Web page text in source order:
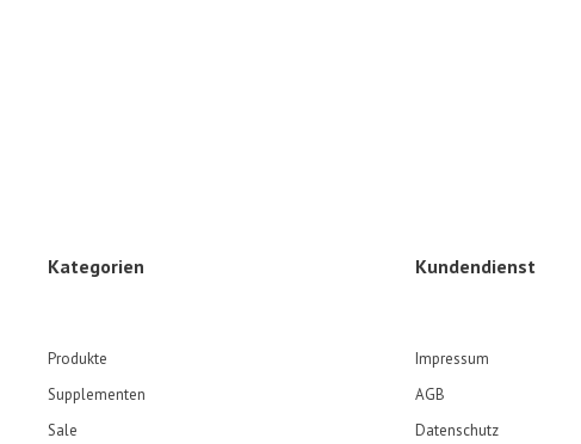
Kategorien
Produkte
Supplementen
Sale
Kundendienst
Impressum
AGB
Datenschutz